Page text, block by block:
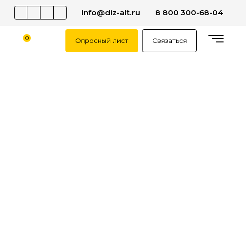
info@diz-alt.ru 8 800 300-68-04
0 Опросный лист Связаться